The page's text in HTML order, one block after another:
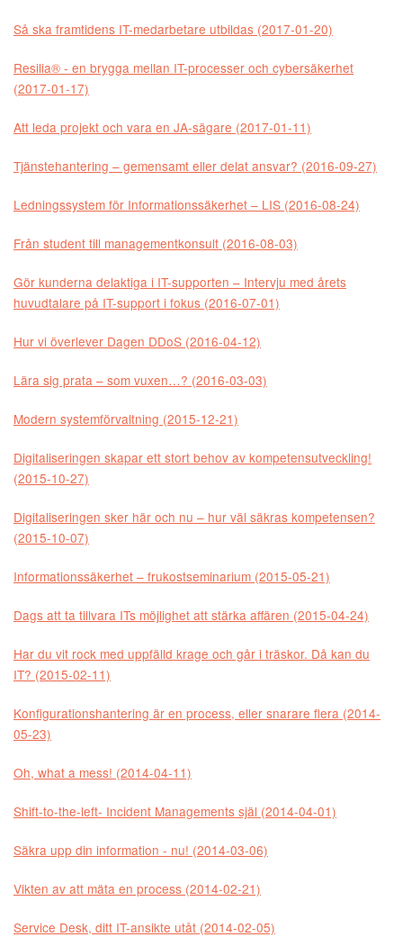
Så ska framtidens IT-medarbetare utbildas (2017-01-20)
Resilia® - en brygga mellan IT-processer och cybersäkerhet
(2017-01-17)
Att leda projekt och vara en JA-sägare (2017-01-11)
Tjänstehantering – gemensamt eller delat ansvar? (2016-09-27)
Ledningssystem för Informationssäkerhet – LIS (2016-08-24)
Från student till managementkonsult (2016-08-03)
Gör kunderna delaktiga i IT-supporten – Intervju med årets
huvudtalare på IT-support i fokus (2016-07-01)
Hur vi överlever Dagen DDoS (2016-04-12)
Lära sig prata – som vuxen…? (2016-03-03)
Modern systemförvaltning (2015-12-21)
Digitaliseringen skapar ett stort behov av kompetensutveckling!
(2015-10-27)
Digitaliseringen sker här och nu – hur väl säkras kompetensen?
(2015-10-07)
Informationssäkerhet – frukostseminarium (2015-05-21)
Dags att ta tillvara ITs möjlighet att stärka affären (2015-04-24)
Har du vit rock med uppfälld krage och går i träskor. Då kan du
IT? (2015-02-11)
Konfigurationshantering är en process, eller snarare flera (2014-
05-23)
Oh, what a mess! (2014-04-11)
Shift-to-the-left- Incident Managements själ (2014-04-01)
Säkra upp din information - nu! (2014-03-06)
Vikten av att mäta en process (2014-02-21)
Service Desk, ditt IT-ansikte utåt (2014-02-05)